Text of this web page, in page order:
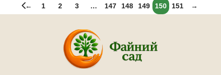
← 1 2 3 … 147 148 149 150 151 →